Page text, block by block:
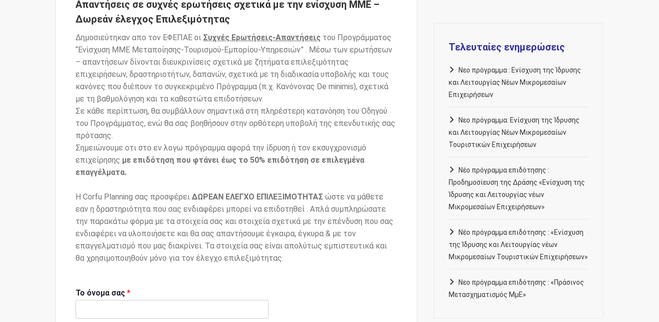
Απαντήσεις σε συχνές ερωτήσεις σχετικά με την ενίσχυση ΜΜΕ –
Δωρεάν έλεγχος Επιλεξιμότητας
Δημοσιεύτηκαν απο τον ΕΦΕΠΑΕ οι Συχνές Ερωτήσεις-Απαντήσεις του Προγράμματος
“Ενίσχυση ΜΜΕ Μεταποίησης-Τουρισμού-Εμπορίου-Υπηρεσιών” . Μέσω των ερωτήσεων
– απαντήσεων δίνονται διευκρινίσεις σχετικά με ζητήματα επιλεξιμότητας
επιχειρήσεων, δραστηριοτήτων, δαπανών, σχετικά με τη διαδικασία υποβολής και τους
κανόνες που διέπουν το συγκεκριμένο Πρόγραμμα (π.χ. Κανόνονας De minimis), σχετικά
με τη βαθμολόγηση και τα καθεστώτα επιδοτήσεων.
Σε κάθε περίπτωση, θα συμβάλλουν σημαντικά στη πληρέστερη κατανόηση του Οδηγού
του Προγράμματος, ενώ θα σας βοηθήσουν στην ορθότερη υποβολή της επενδυτικής σας
πρότασης.
Σημειώνουμε οτι στο εν λογω πρόγραμμα αφορά την ίδρυση ή τον εκσυγχρονισμό
επιχείρησης με επιδότηση που φτάνει έως το 50% επιδότηση σε επιλεγμένα
επαγγέλματα.
Η Corfu Planning σας προσφέρει ΔΩΡΕΑΝ ΕΛΕΓΧΟ ΕΠΙΛΕΞΙΜΟΤΗΤΑΣ ώστε να μάθετε
εαν η δραστηριότητα που σας ενδιαφέρει μπορεί να επιδοτηθεί . Απλά συμπληρώσατε
την παρακάτω φόρμα με τα στοιχεία σας και στοιχεία σχετικά με την επένδυση που σας
ενδιαφέρει να υλοποιήσετε και θα σας απαντήσουμε έγκαιρα, έγκυρα & με τον
επαγγελματισμό που μας διακρίνει. Τα στοιχεία σας είναι απολύτως εμπιστευτικά και
θα χρησιμοποιηθούν μόνο για τον έλεγχο επιλεξιμότητας.
Το όνομα σας *
Τελευταίες ενημερώσεις
Νεο πρόγραμμα : Ενίσχυση της Ίδρυσης
και Λειτουργίας Νέων Μικρομεσαίων
Επιχειρήσεων
Νεο πρόγραμμα: Ενίσχυση της Ίδρυσης
και Λειτουργίας Νέων Μικρομεσαίων
Τουριστικών Επιχειρήσεων
Νέο πρόγραμμα επιδότησης :
Προδημοσίευση της Δράσης «Ενίσχυση της
Ίδρυσης και Λειτουργίας νέων
Μικρομεσαίων Επιχειρήσεων»
Νέο πρόγραμμα επιδότησης : «Ενίσχυση
της Ίδρυσης και Λειτουργίας νέων
Μικρομεσαίων Τουριστικών Επιχειρήσεων»
Νεο πρόγραμμα επιδότησης : «Πράσινος
Μετασχηματισμός ΜμΕ»